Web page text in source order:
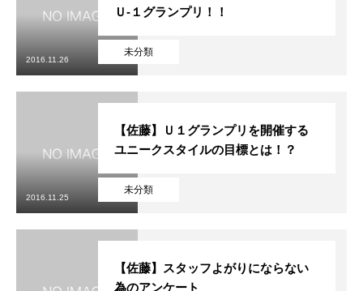
未分類
Ｕ-１グランプリ！！
2016.11.26
未分類
【佐藤】Ｕ１グランプリを開催する
ユニークスタイルの目標とは！？
2016.11.25
【佐藤】スタッフよがりにならない
為のアンケート